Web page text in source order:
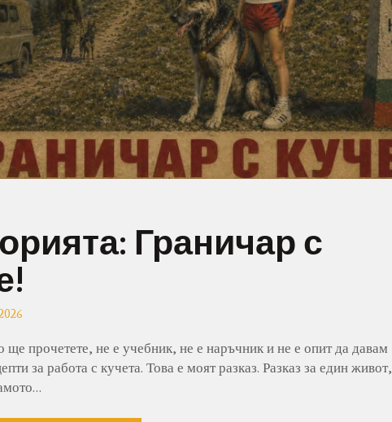
Граничар с
ще прочетете, не е учебник, не е наръчник и не е опит да давам
за работа с кучета. Това е моят разказ. Разказ за един живот,